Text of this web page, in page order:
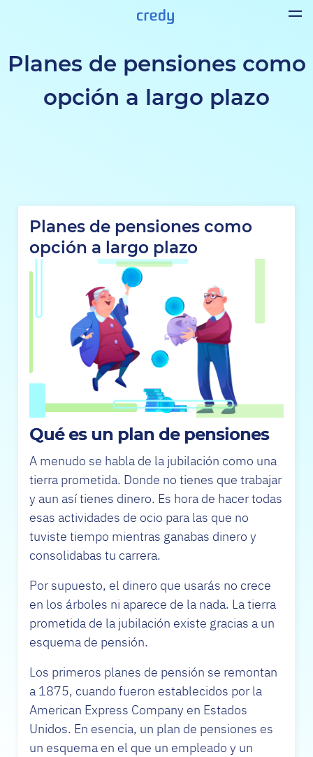
Planes de pensiones como
opción a largo plazo
Planes de pensiones como
opción a largo plazo
Qué es un plan de pensiones
A menudo se habla de la jubilación como una
tierra prometida. Donde no tienes que trabajar
y aun así tienes dinero. Es hora de hacer todas
esas actividades de ocio para las que no
tuviste tiempo mientras ganabas dinero y
consolidabas tu carrera.
Por supuesto, el dinero que usarás no crece
en los árboles ni aparece de la nada. La tierra
prometida de la jubilación existe gracias a un
esquema de pensión.
Los primeros planes de pensión se remontan
a 1875, cuando fueron establecidos por la
American Express Company en Estados
Unidos. En esencia, un plan de pensiones es
un esquema en el que un empleado y un